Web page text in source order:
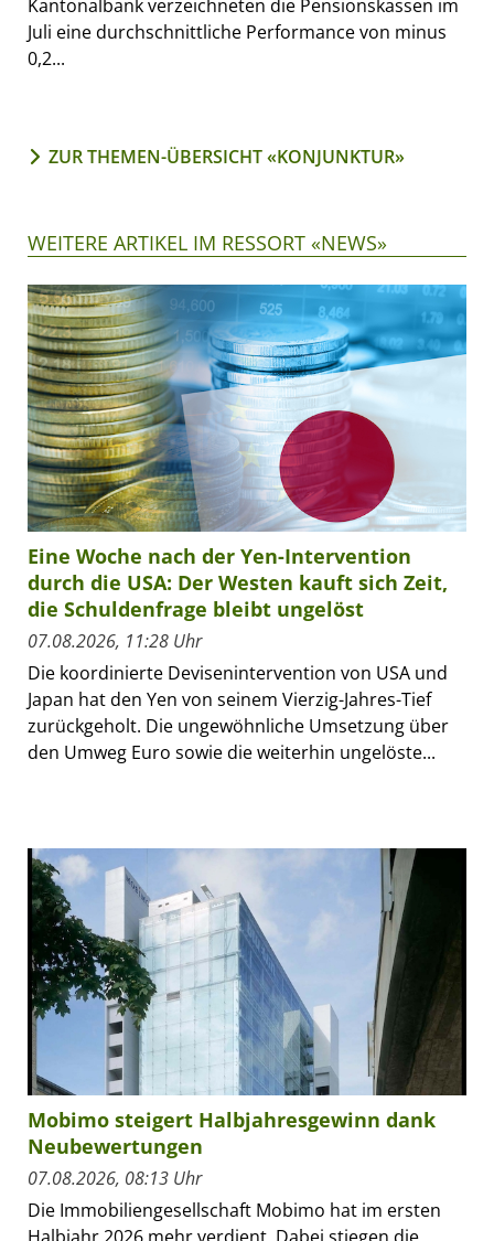
Kantonalbank verzeichneten die Pensionskassen im
Juli eine durchschnittliche Performance von minus
0,2...
ZUR THEMEN-ÜBERSICHT «KONJUNKTUR»
WEITERE ARTIKEL IM RESSORT «NEWS»
Eine Woche nach der Yen-Intervention
durch die USA: Der Westen kauft sich Zeit,
die Schuldenfrage bleibt ungelöst
07.08.2026, 11:28 Uhr
Die koordinierte Devisenintervention von USA und
Japan hat den Yen von seinem Vierzig-Jahres-Tief
zurückgeholt. Die ungewöhnliche Umsetzung über
den Umweg Euro sowie die weiterhin ungelöste...
Mobimo steigert Halbjahresgewinn dank
Neubewertungen
07.08.2026, 08:13 Uhr
Die Immobiliengesellschaft Mobimo hat im ersten